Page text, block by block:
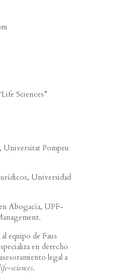
Sciences”
Universitat Pompeu
Universidad
Abogacía, UPF-
equipo de Faus
en derecho
legal a
sciences.